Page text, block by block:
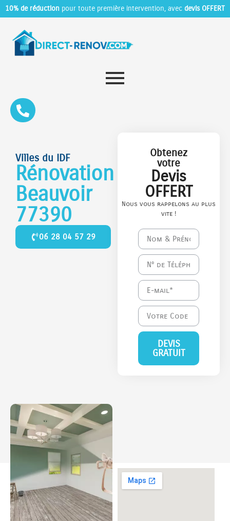
10% de réduction pour toute première intervention, avec devis OFFERT
Villes du IDF
Rénovation
Beauvoir
77390
06 28 04 57 29
Obtenez
votre
Devis
OFFERT
Nous vous rappelons au plus
vite !
DEVIS
GRATUIT